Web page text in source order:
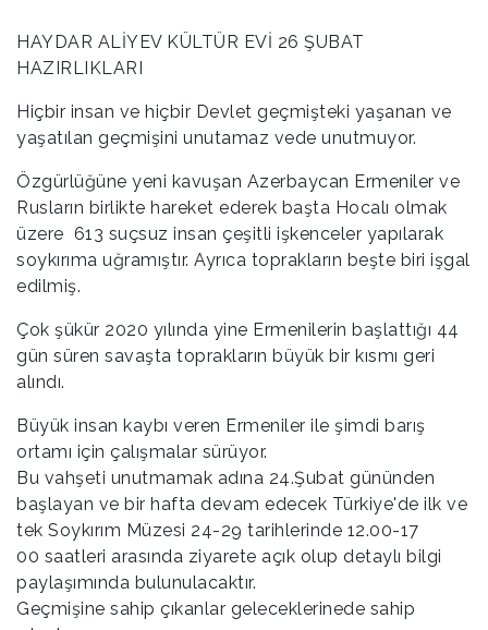
HAYDAR ALİYEV KÜLTÜR EVİ 26 ŞUBAT
HAZIRLIKLARI
Hiçbir insan ve hiçbir Devlet geçmişteki yaşanan ve
yaşatılan geçmişini unutamaz vede unutmuyor.
Özgürlüğüne yeni kavuşan Azerbaycan Ermeniler ve
Rusların birlikte hareket ederek başta Hocalı olmak
üzere 613 suçsuz insan çeşitli işkenceler yapılarak
soykırıma uğramıştır. Ayrıca toprakların beşte biri işgal
edilmiş.
Çok şükür 2020 yılında yine Ermenilerin başlattığı 44
gün süren savaşta toprakların büyük bir kısmı geri
alındı.
Büyük insan kaybı veren Ermeniler ile şimdi barış
ortamı için çalışmalar sürüyor.
Bu vahşeti unutmamak adına 24.Şubat gününden
başlayan ve bir hafta devam edecek Türkiye'de ilk ve
tek Soykırım Müzesi 24-29 tarihlerinde 12.00-17
00 saatleri arasında ziyarete açık olup detaylı bilgi
paylaşımında bulunulacaktır.
Geçmişine sahip çıkanlar geleceklerinede sahip